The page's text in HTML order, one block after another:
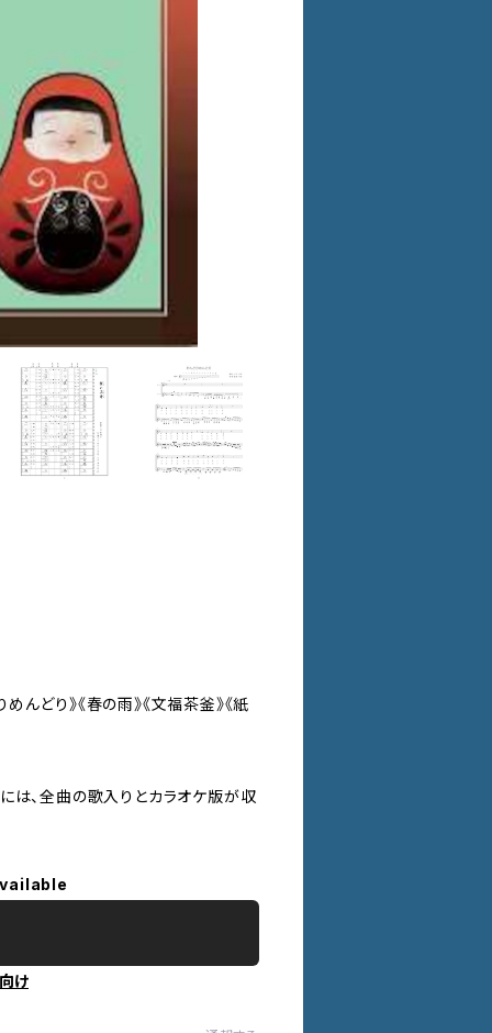
めんどり》《春の雨》《文福茶釜》《紙
は、全曲の歌入りとカラオケ版が収
け